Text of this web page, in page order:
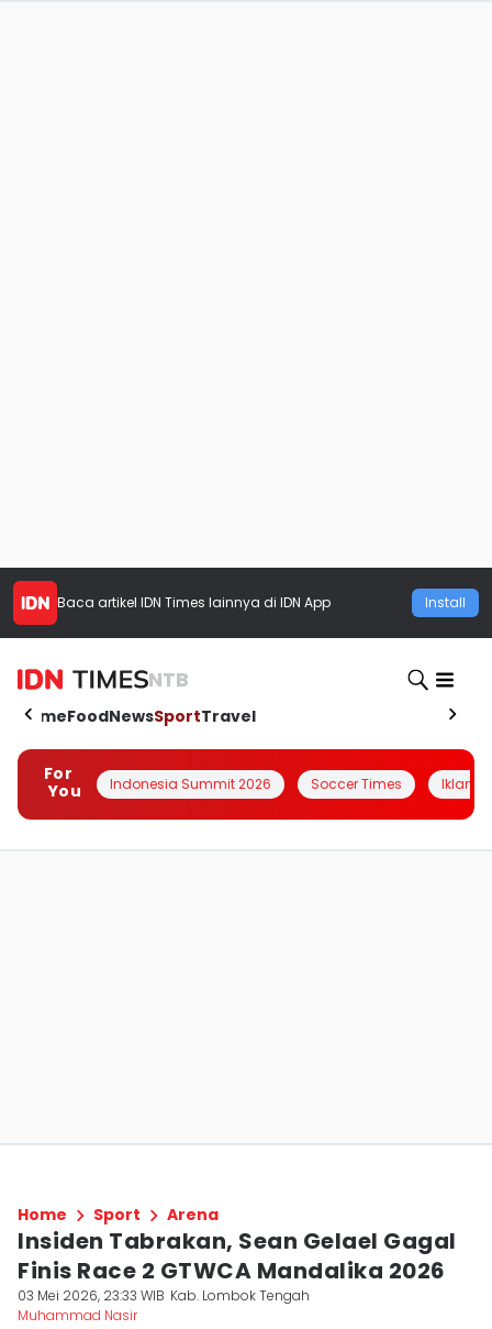
Baca artikel IDN Times lainnya di IDN App Install
NTB
HomeFoodNewsSportTravel
For
You
Indonesia Summit 2026 Soccer Times Iklanin
Home Sport Arena
Insiden Tabrakan, Sean Gelael Gagal
Finis Race 2 GTWCA Mandalika 2026
03 Mei 2026, 23:33 WIB Kab. Lombok Tengah
Muhammad Nasir